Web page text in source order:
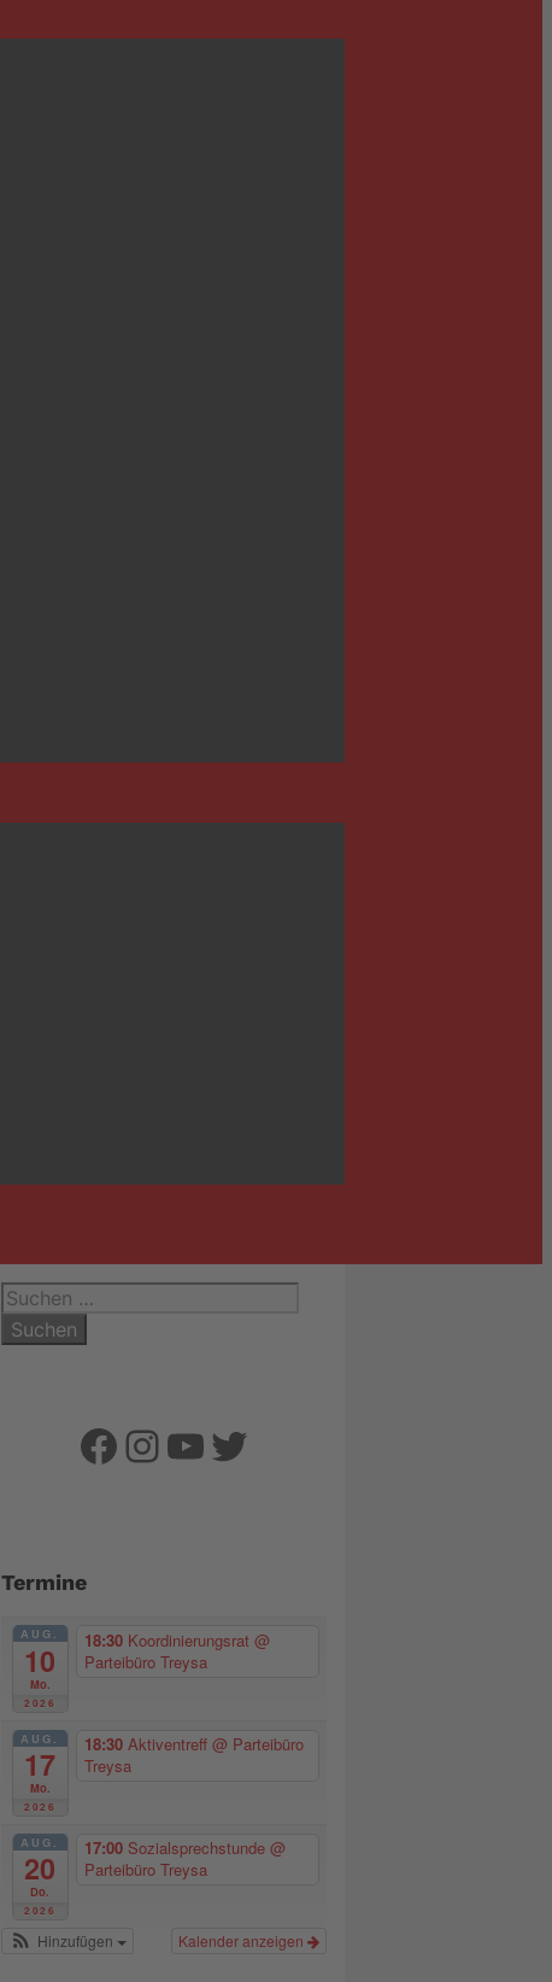
Suchen
nach:
Facebook
Instagram
YouTube
Twitter
Termine
AUG.
10
Mo.
2026
18:30 Koordinierungsrat @
Parteibüro Treysa
AUG.
17
Mo.
2026
18:30 Aktiventreff @ Parteibüro
Treysa
AUG.
20
Do.
2026
17:00 Sozialsprechstunde @
Parteibüro Treysa
Kalender anzeigen
Hinzufügen